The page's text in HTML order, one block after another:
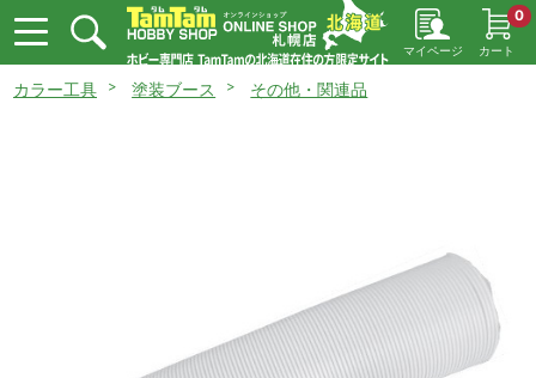
マイページ カート
0
カラー工具 塗装ブース その他・関連品